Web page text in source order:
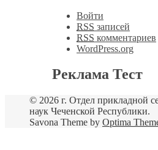
Войти
RSS записей
RSS комментариев
WordPress.org
Реклама Тест
© 2026 г. Отдел прикладной
наук Чеченской Республики.
Savona Theme by Optima